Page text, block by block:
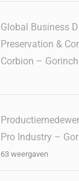
Global Business
Preservation &
Corbion –
Pro Industry –
63 weergaven